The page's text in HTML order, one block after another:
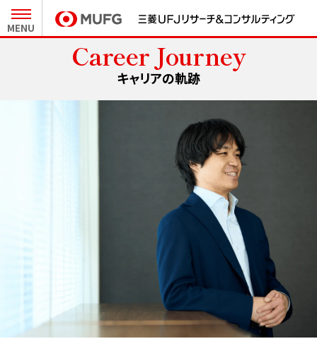
MENU
27卒新卒採用 MY PAGE
インターンシップ MY PAGE
人とキャリア
職種と仕事
社員インタビュー
キャリア形成
未来をつくるプロジェクト
水素の社会実装プロジェクト
クロストーク
若手同期座談会
Career Journey
キャリアの軌跡